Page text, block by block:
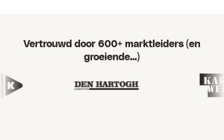
Vertrouwd door 600+ marktleiders (en
groeiende…)